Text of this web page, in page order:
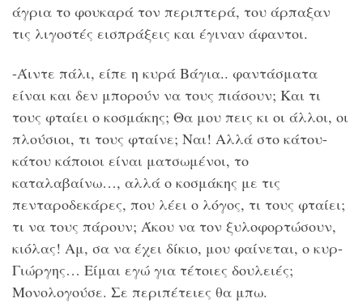
άγρια το φουκαρά τον περιπτερά, του άρπαξαν
τις λιγοστές εισπράξεις και έγιναν άφαντοι.
-Άιντε πάλι, είπε η κυρά Βάγια.. φαντάσματα
είναι και δεν μπορούν να τους πιάσουν; Και τι
τους φταίει ο κοσμάκης; Θα μου πεις κι οι άλλοι, οι
πλούσιοι, τι τους φταίνε; Ναι! Αλλά στο κάτου-
κάτου κάποιοι είναι ματσωμένοι, το
καταλαβαίνω…, αλλά ο κοσμάκης με τις
πενταροδεκάρες, που λέει ο λόγος, τι τους φταίει;
τι να τους πάρουν; Άκου να τον ξυλοφορτώσουν,
κιόλας! Αμ, σα να έχει δίκιο, μου φαίνεται, ο κυρ-
Γιώργης… Είμαι εγώ για τέτοιες δουλειές;
Μονολογούσε. Σε περιπέτειες θα μπω.